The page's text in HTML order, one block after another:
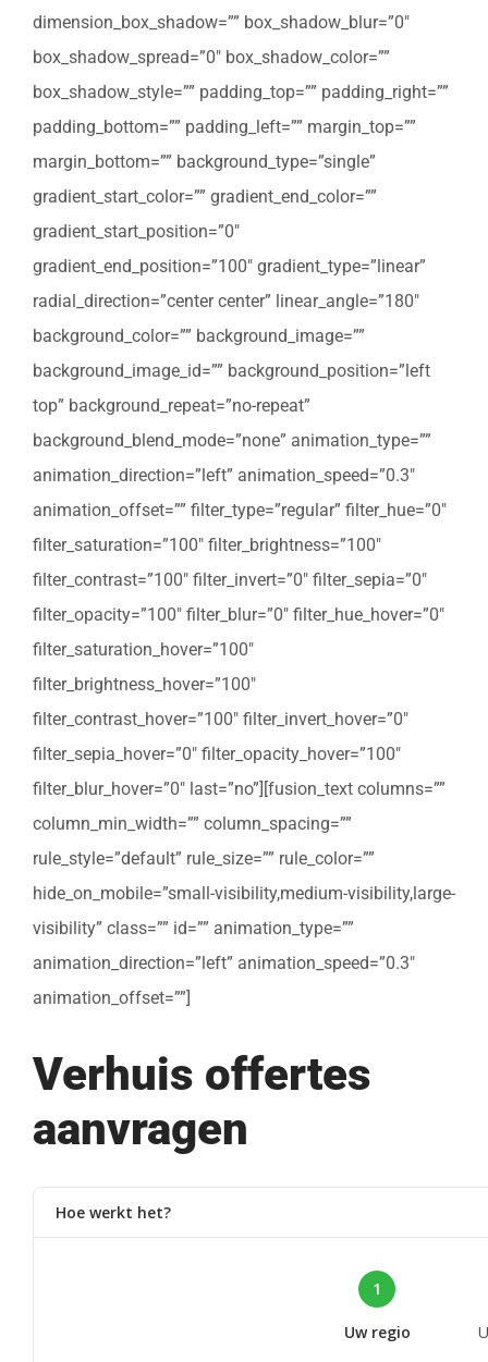
dimension_box_shadow=”” box_shadow_blur=”0″
box_shadow_spread=”0″ box_shadow_color=””
box_shadow_style=”” padding_top=”” padding_right=””
padding_bottom=”” padding_left=”” margin_top=””
margin_bottom=”” background_type=”single”
gradient_start_color=”” gradient_end_color=””
gradient_start_position=”0″
gradient_end_position=”100″ gradient_type=”linear”
radial_direction=”center center” linear_angle=”180″
background_color=”” background_image=””
background_image_id=”” background_position=”left
top” background_repeat=”no-repeat”
background_blend_mode=”none” animation_type=””
animation_direction=”left” animation_speed=”0.3″
animation_offset=”” filter_type=”regular” filter_hue=”0″
filter_saturation=”100″ filter_brightness=”100″
filter_contrast=”100″ filter_invert=”0″ filter_sepia=”0″
filter_opacity=”100″ filter_blur=”0″ filter_hue_hover=”0″
filter_saturation_hover=”100″
filter_brightness_hover=”100″
filter_contrast_hover=”100″ filter_invert_hover=”0″
filter_sepia_hover=”0″ filter_opacity_hover=”100″
filter_blur_hover=”0″ last=”no”][fusion_text columns=””
column_min_width=”” column_spacing=””
rule_style=”default” rule_size=”” rule_color=””
hide_on_mobile=”small-visibility,medium-visibility,large-
visibility” class=”” id=”” animation_type=””
animation_direction=”left” animation_speed=”0.3″
animation_offset=””]
Verhuis offertes
aanvragen